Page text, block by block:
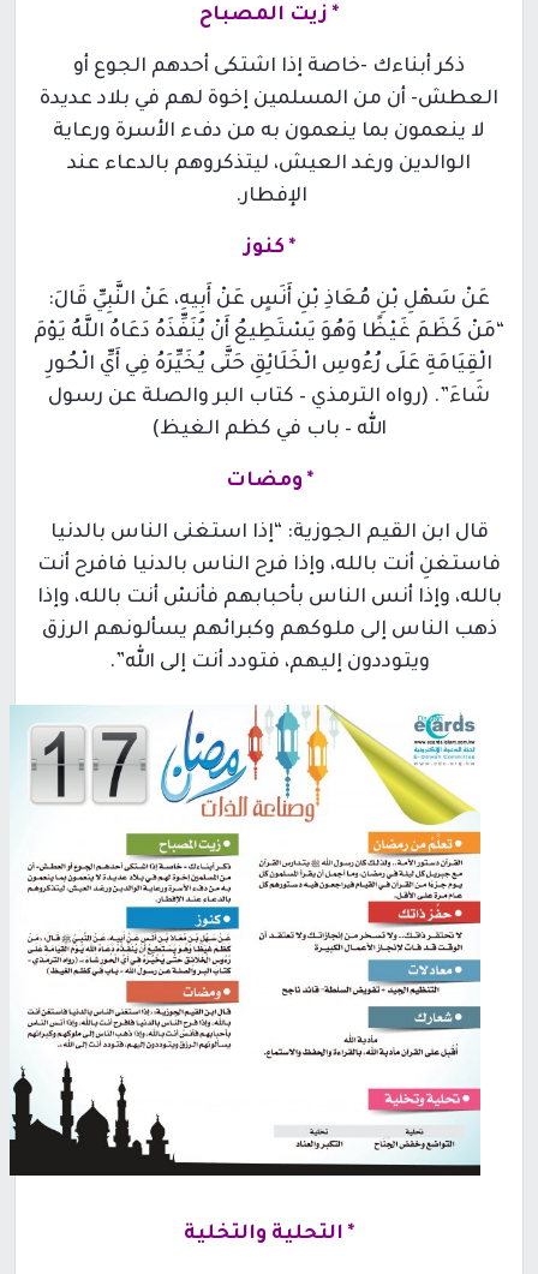
* زيت المصباح
ذكر أبناءك -خاصة إذا اشتكى أحدهم الجوع أو
العطش- أن من المسلمين إخوة لهم في بلاد عديدة
لا ينعمون بما ينعمون به من دفء الأسرة ورعاية
الوالدين ورغد العيش، ليتذكروهم بالدعاء عند
الإفطار.
* كنوز
عَنْ سَهْلِ بْنِ مُعَاذِ بْنِ أَنَسٍ عَنْ أَبِيهِ، عَنْ النَّبِيِّ قَالَ:
“مَنْ كَظَمَ غَيْظًا وَهُوَ يَسْتَطِيعُ أَنْ يُنَفِّذَهُ دَعَاهُ اللَّهُ يَوْمَ
الْقِيَامَةِ عَلَى رُءُوسِ الْخَلَائِقِ حَتَّى يُخَيِّرَهُ فِي أَيِّ الْحُورِ
شَاءَ”. (رواه الترمذي – كتاب البر والصلة عن رسول
الله – باب في كظم الغيظ)
* ومضات
قال ابن القيم الجوزية: “إذا استغنى الناس بالدنيا
فاستغنِ أنت بالله، وإذا فرح الناس بالدنيا فافرح أنت
بالله، وإذا أنس الناس بأحبابهم فأنسْ أنت بالله، وإذا
ذهب الناس إلى ملوكهم وكبرائهم يسألونهم الرزق
ويتوددون إليهم، فتودد أنت إلى الله”.
* التحلية والتخلية